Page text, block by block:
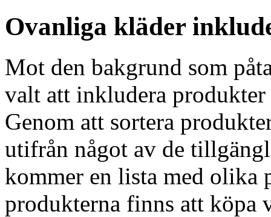
Ovanliga kläder
Mot den bakgrund som
valt att inkludera
Genom att sortera
utifrån något av de
kommer en lista med olika
produkterna finns att köpa